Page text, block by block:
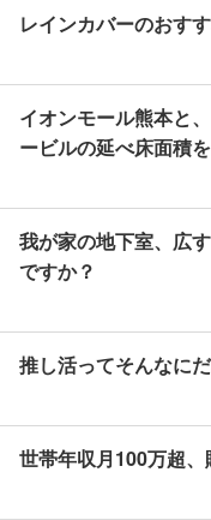
レインカバーのおす
イオンモール熊本と
ービルの延べ床面積
我が家の地下室、広
ですか？
推し活ってそんなに
世帯年収月100万超